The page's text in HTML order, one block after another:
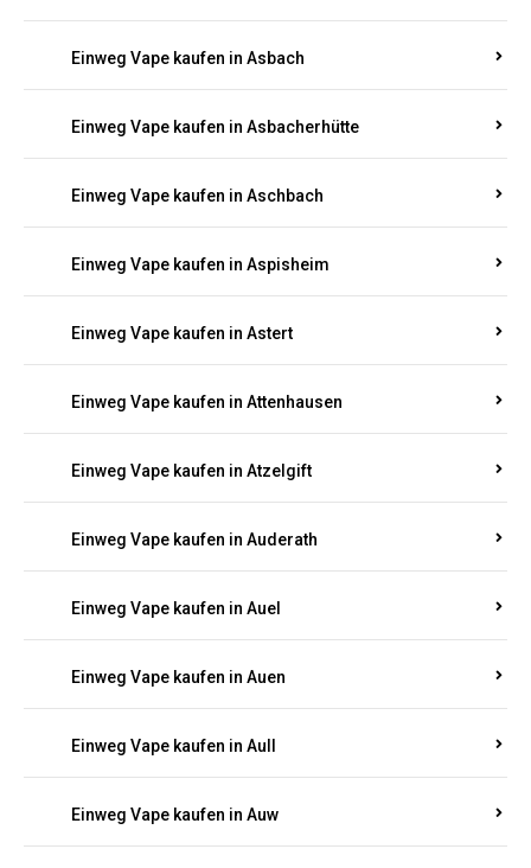
Einweg Vape kaufen in Asbach
Einweg Vape kaufen in Asbacherhütte
Einweg Vape kaufen in Aschbach
Einweg Vape kaufen in Aspisheim
Einweg Vape kaufen in Astert
Einweg Vape kaufen in Attenhausen
Einweg Vape kaufen in Atzelgift
Einweg Vape kaufen in Auderath
Einweg Vape kaufen in Auel
Einweg Vape kaufen in Auen
Einweg Vape kaufen in Aull
Einweg Vape kaufen in Auw